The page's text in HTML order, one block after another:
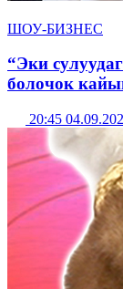
ШОУ-БИЗНЕС
“Эки
болочок
20:45